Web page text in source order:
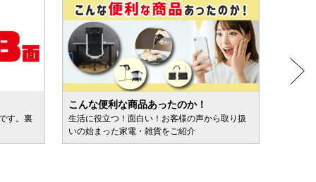
す。裏
こんな便利な商品あったのか！
生活に役立つ！面白い！お客様の声から取り扱
いの始まった家電・雑貨をご紹介